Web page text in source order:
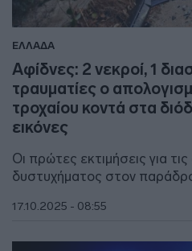
ΕΛΛΑΔΑ
Αφίδνες: 2 νεκροί, 1
τραυματίες ο
τροχαίου κοντά στα
εικόνες
Οι πρώτες εκτιμήσεις για
δυστυχήματος στον
17.10.2025 - 08:55